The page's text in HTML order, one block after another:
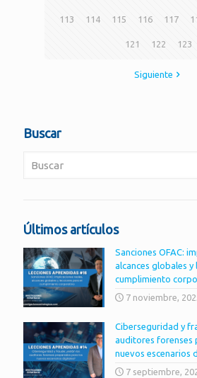
113 114 115 116 117
121 122 123
Siguiente
Buscar
Últimos artículos
Sanciones OFAC:
alcances globales y
cumplimiento
7 noviembre,
Ciberseguridad y
auditores forenses
nuevos escenarios
7 septiembre,